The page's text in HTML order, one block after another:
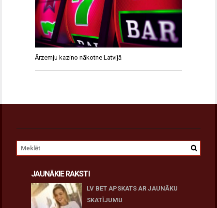
Ārzemju kazino nākotne Latvijā
JAUNĀKIE RAKSTI
LV BET APSKATS AR JAUNĀKU
SKATĪJUMU